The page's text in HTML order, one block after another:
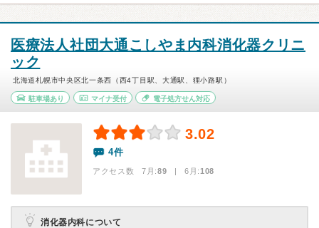
医療法人社団大通こしやま内科消化器クリニ
ック
北海道札幌市中央区北一条西（西4丁目駅、大通駅、狸小路駅）
駐車場あり マイナ受付 電子処方せん対応
3.02
4件
アクセス数 7月:89 | 6月:108
消化器内科について